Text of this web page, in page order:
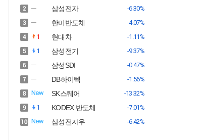
삼성전자 -6.30%
한미반도체
-4.07%
1
현대차
-1.11%
1
삼성전기 -9.37%
삼성SDI -0.47%
DB하이텍 -1.56%
SK스퀘어
-13.32%
1
KODEX 반도체 -7.01%
삼성전자우 -6.42%